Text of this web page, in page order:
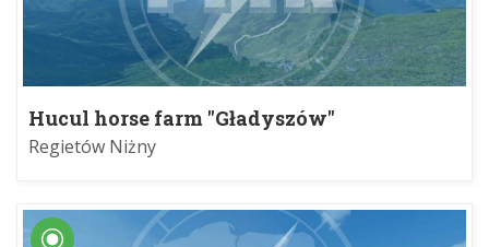
Hucul horse farm "Gładyszów"
Regietów Niżny